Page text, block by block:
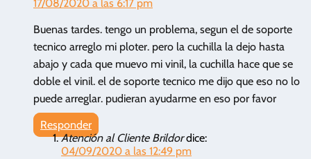
17/08/2020 a las 6:17 pm
Buenas tardes. tengo un problema, segun el de soporte
tecnico arreglo mi ploter. pero la cuchilla la dejo hasta
abajo y cada que muevo mi vinil, la cuchilla hace que se
doble el vinil. el de soporte tecnico me dijo que eso no lo
puede arreglar. pudieran ayudarme en eso por favor
Responder
Atención al Cliente Brildor dice:
04/09/2020 a las 12:49 pm